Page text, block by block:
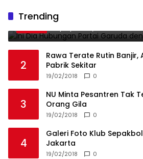
Trending
1
Gerindra
19/02/2018 0
2
Rawa Terate Rutin Banjir,
Pabrik Sekitar
19/02/2018 0
3
NU Minta Pesantren Tak
Orang Gila
19/02/2018 0
4
Galeri Foto Klub
Jakarta
19/02/2018 0